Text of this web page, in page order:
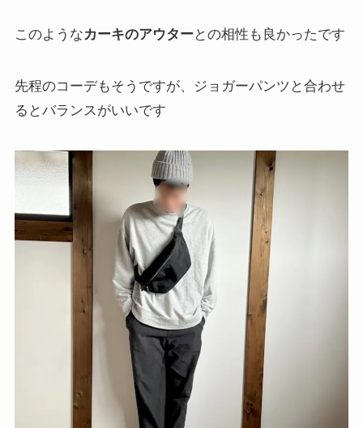
このようなカーキのアウターとの相性も良かったです
先程のコーデもそうですが、ジョガーパンツと合わせ
るとバランスがいいです